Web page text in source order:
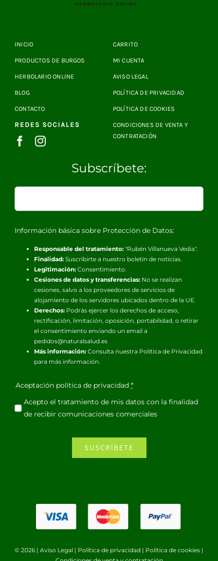
INICIO
PRODUCTOS DE BURGOS
HERBOLARIO ONLINE
BLOG
CONTACTO
REDES SOCIALES
CARRITO
MI CUENTA
AVISO LEGAL
POLÍTICA DE PRIVACIDAD
POLÍTICA DE COOKIES
CONDICIONES DE VENTA Y
CONTRATACIÓN
Subscríbete:
Información básica sobre Protección de Datos:
Responsable del tratamiento:"Rubén Villanueva Vedia".
Finalidad:Suscribirte a nuestro boletín de noticias.
Legitimación:Consentimiento.
Cesiones de datos y transferencias:No se realizan
cesiones, salvo a los proveedores de servicios de
alojamiento de los servidores ubicados dentro de la UE.
Derechos:Podrás ejercer los derechos de acceso,
rectificación, limitación, oposición, portabilidad, o retirar
el consentimiento enviando un email a
pedidos@naturalsalud.es
Más información:Consulta nuestra Política de Privacidad
para más información.
Aceptación política de privacidad *
Acepto el tratamiento de mis datos con la finalidad
de recibir comunicaciones comerciales
SUSCRÍBETE
© 2026 | Aviso Legal | Política de privacidad | Política de cookies |